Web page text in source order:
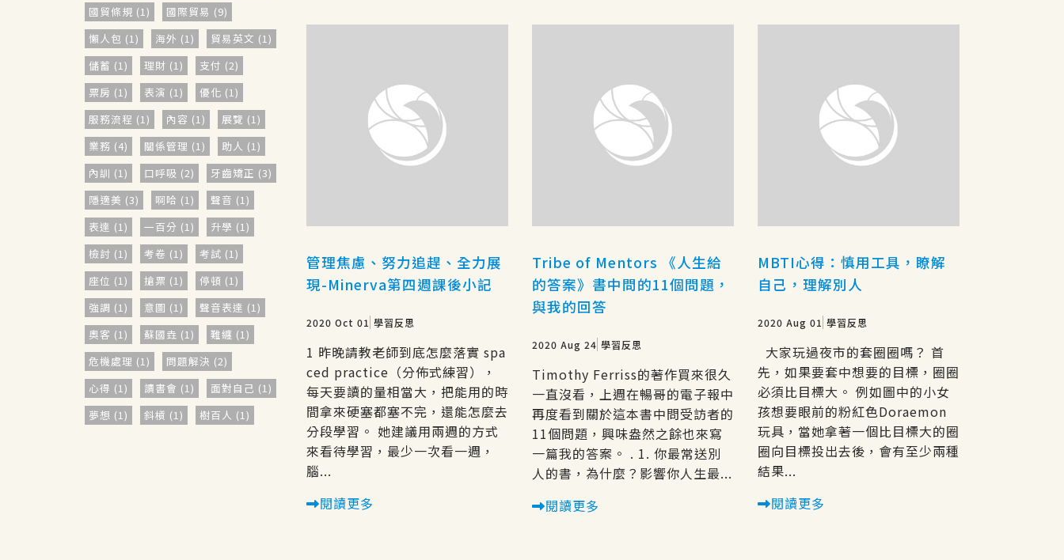
國貿條規 (1)
國際貿易 (9)
懶人包 (1)
海外 (1)
貿易英文 (1)
儲蓄 (1)
理財 (1)
支付 (2)
票房 (1)
表演 (1)
優化 (1)
服務流程 (1)
內容 (1)
展覽 (1)
業務 (4)
關係管理 (1)
助人 (1)
內訓 (1)
口呼吸 (2)
牙齒矯正 (3)
隱適美 (3)
啊哈 (1)
聲音 (1)
表達 (1)
一百分 (1)
升學 (1)
檢討 (1)
考卷 (1)
考試 (1)
座位 (1)
搶票 (1)
停頓 (1)
強調 (1)
意圖 (1)
聲音表達 (1)
奧客 (1)
蘇國垚 (1)
難纏 (1)
危機處理 (1)
問題解決 (2)
心得 (1)
讀書會 (1)
面對自己 (1)
夢想 (1)
斜槓 (1)
樹百人 (1)
管理焦慮、努力追趕、全力展
現-Minerva第四週課後小記
2020 Oct 01 學習反思
1 昨晚請教老師到底怎麼落實 spa
ced practice（分佈式練習），
每天要讀的量相當大，把能用的時
間拿來硬塞都塞不完，還能怎麼去
分段學習。 她建議用兩週的方式
來看待學習，最少一次看一週，
腦...
閱讀更多
Tribe of Mentors 《人生給
的答案》書中問的11個問題，
與我的回答
2020 Aug 24 學習反思
Timothy Ferriss的著作買來很久
一直沒看，上週在暢哥的電子報中
再度看到關於這本書中問受訪者的
11個問題，興味盎然之餘也來寫
一篇我的答案。 . 1. 你最常送別
人的書，為什麼？影響你人生最...
閱讀更多
MBTI心得：慎用工具，瞭解
自己，理解別人
2020 Aug 01 學習反思
大家玩過夜市的套圈圈嗎？ 首
先，如果要套中想要的目標，圈圈
必須比目標大。 例如圖中的小女
孩想要眼前的粉紅色Doraemon
玩具，當她拿著一個比目標大的圈
圈向目標投出去後，會有至少兩種
結果...
閱讀更多